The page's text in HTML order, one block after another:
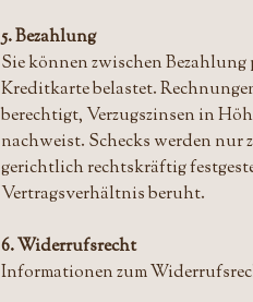
5. Bezahlung
Sie können zwischen
Kreditkarte belastet.
berechtigt, Verzugszinsen in
nachweist. Schecks werden nur
gerichtlich rechtskräftig
Vertragsverhältnis beruht.
6. Widerrufsrecht
Informationen zum